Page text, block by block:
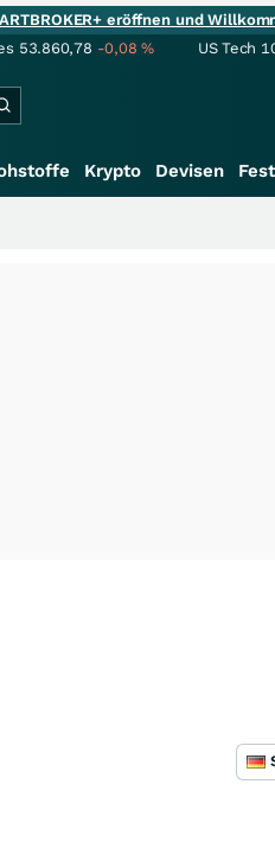
eröffnen und
53.860,78 -0,08% US Tech
Krypto Devisen